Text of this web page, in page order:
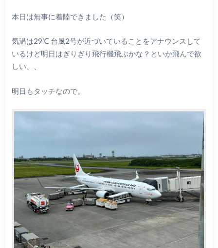
本日は無事に着陸できました（笑）
気温は29℃ 台風2号が近づいていることをアナウンスして
いるけど明日はぎりぎり飛行機飛ぶかな？といか飛んで欲
しい、、
明日もタッチなので。